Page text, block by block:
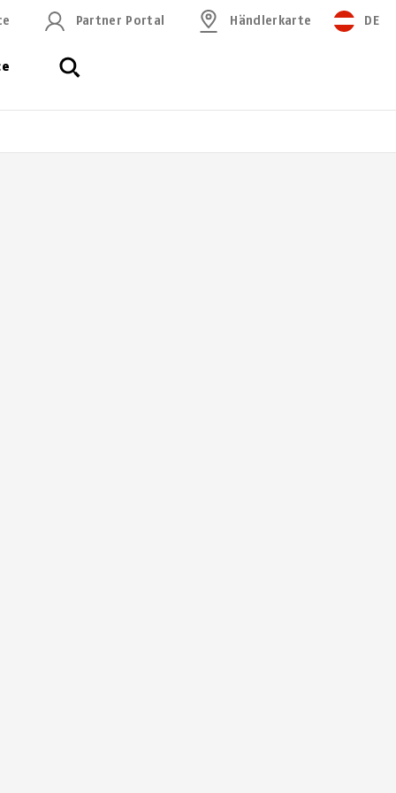
Partner Portal Händlerkarte DE